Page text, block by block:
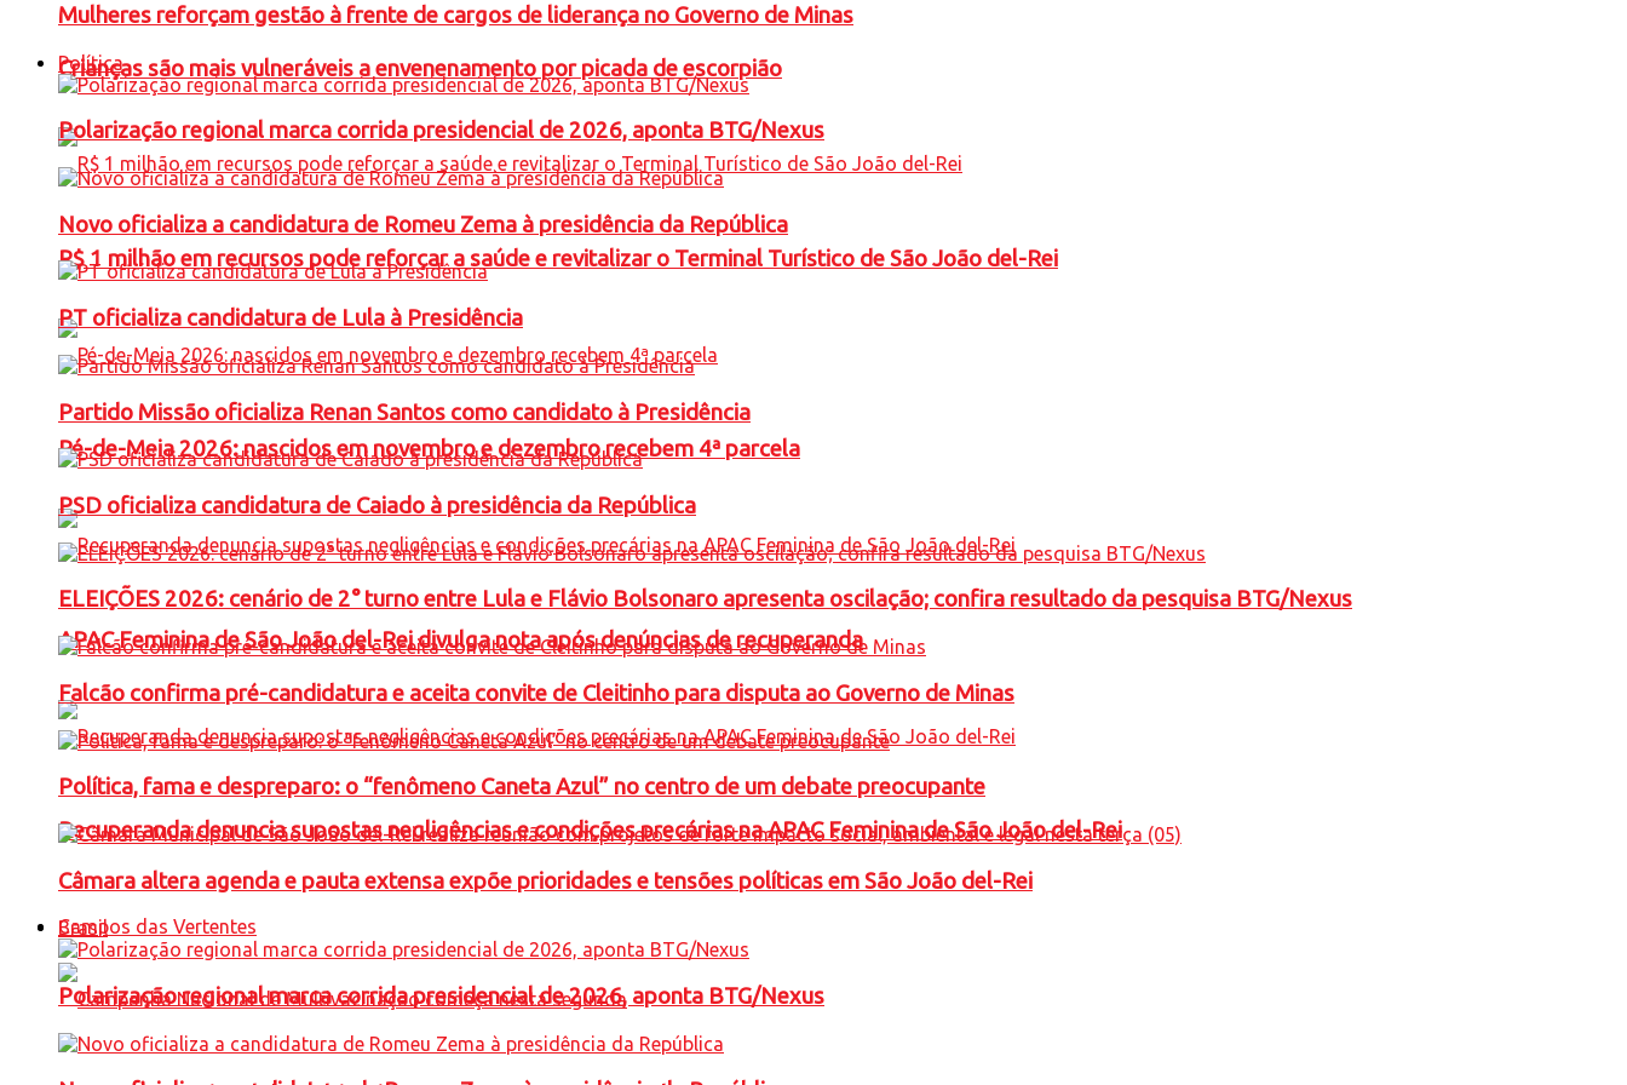
Crianças são mais vulneráveis a envenenamento por picada de escorpião
R$ 1 milhão em recursos pode reforçar a saúde e revitalizar o Terminal Turístico de São João del-Rei
Pé-de-Meia 2026: nascidos em novembro e dezembro recebem 4ª parcela
APAC Feminina de São João del-Rei divulga nota após denúncias de recuperanda
Recuperanda denuncia supostas negligências e condições precárias na APAC Feminina de São João del-Rei
Campos das Vertentes
Mulheres reforçam gestão à frente de cargos de liderança no Governo de Minas
Política
Polarização regional marca corrida presidencial de 2026, aponta BTG/Nexus
Novo oficializa a candidatura de Romeu Zema à presidência da República
PT oficializa candidatura de Lula à Presidência
Partido Missão oficializa Renan Santos como candidato à Presidência
PSD oficializa candidatura de Caiado à presidência da República
ELEIÇÕES 2026: cenário de 2° turno entre Lula e Flávio Bolsonaro apresenta oscilação; confira resultado da pesquisa BTG/Nexus
Falcão confirma pré-candidatura e aceita convite de Cleitinho para disputa ao Governo de Minas
Política, fama e despreparo: o “fenômeno Caneta Azul” no centro de um debate preocupante
Câmara altera agenda e pauta extensa expõe prioridades e tensões políticas em São João del-Rei
Brasil
Polarização regional marca corrida presidencial de 2026, aponta BTG/Nexus